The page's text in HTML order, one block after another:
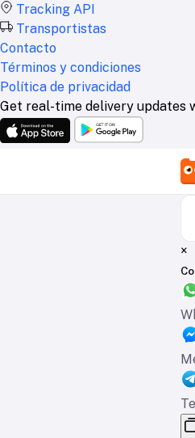
Tracking API
Transportistas
Contacto
Términos y condiciones
Política de privacidad
Get real-time delivery updates
×